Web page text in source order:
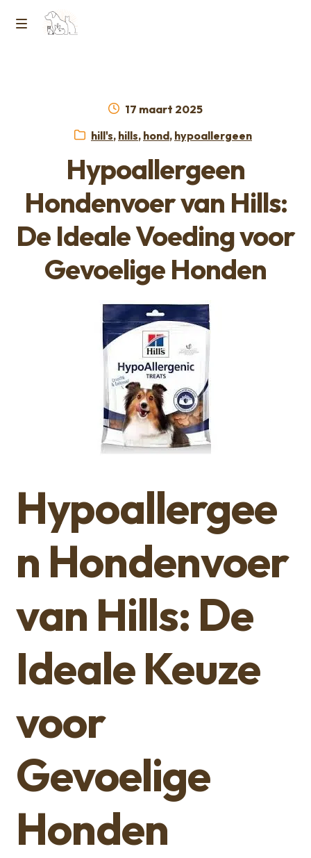
Ga
Ga
Horcon Webshop – GDPR / Voorwaarden /
Geplaatst
17 maart 2025
Categorieën:
hill's, hills, hond, hypoallergeen
Hypoallergeen
Hondenvoer van Hills:
De Ideale Voeding voor
Gevoelige Honden
Hypoallergee
n Hondenvoer
van Hills: De
Ideale Keuze
voor
Gevoelige
Honden